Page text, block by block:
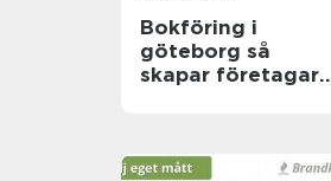
Bokföring i
göteborg så
skapar företagare